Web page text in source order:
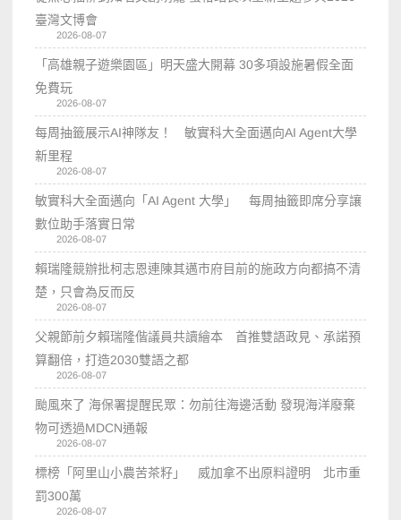
臺灣文博會
2026-08-07
「高雄親子遊樂園區」明天盛大開幕 30多項設施暑假全面
免費玩
2026-08-07
每周抽籤展示AI神隊友！ 敏實科大全面邁向AI Agent大學
新里程
2026-08-07
敏實科大全面邁向「AI Agent 大學」 每周抽籤即席分享讓
數位助手落實日常
2026-08-07
賴瑞隆競辦批柯志恩連陳其邁市府目前的施政方向都搞不清
楚，只會為反而反
2026-08-07
父親節前夕賴瑞隆偕議員共讀繪本 首推雙語政見、承諾預
算翻倍，打造2030雙語之都
2026-08-07
颱風來了 海保署提醒民眾：勿前往海邊活動 發現海洋廢棄
物可透過MDCN通報
2026-08-07
標榜「阿里山小農苦茶籽」 威加拿不出原料證明 北市重
罰300萬
2026-08-07